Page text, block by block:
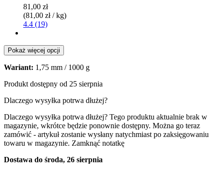
81,00 zł
(81,00 zł / kg)
4.4 (19)
Pokaż więcej opcji
Wariant: 1,75 mm / 1000 g
Produkt dostępny od 25 sierpnia
Dlaczego wysyłka potrwa dłużej?
Dlaczego wysyłka potrwa dłużej? Tego produktu aktualnie brak w
magazynie, wkrótce będzie ponownie dostępny. Można go teraz
zamówić - artykuł zostanie wysłany natychmiast po zaksięgowaniu
towaru w magazynie. Zamknąć notatkę
Dostawa do środa, 26 sierpnia